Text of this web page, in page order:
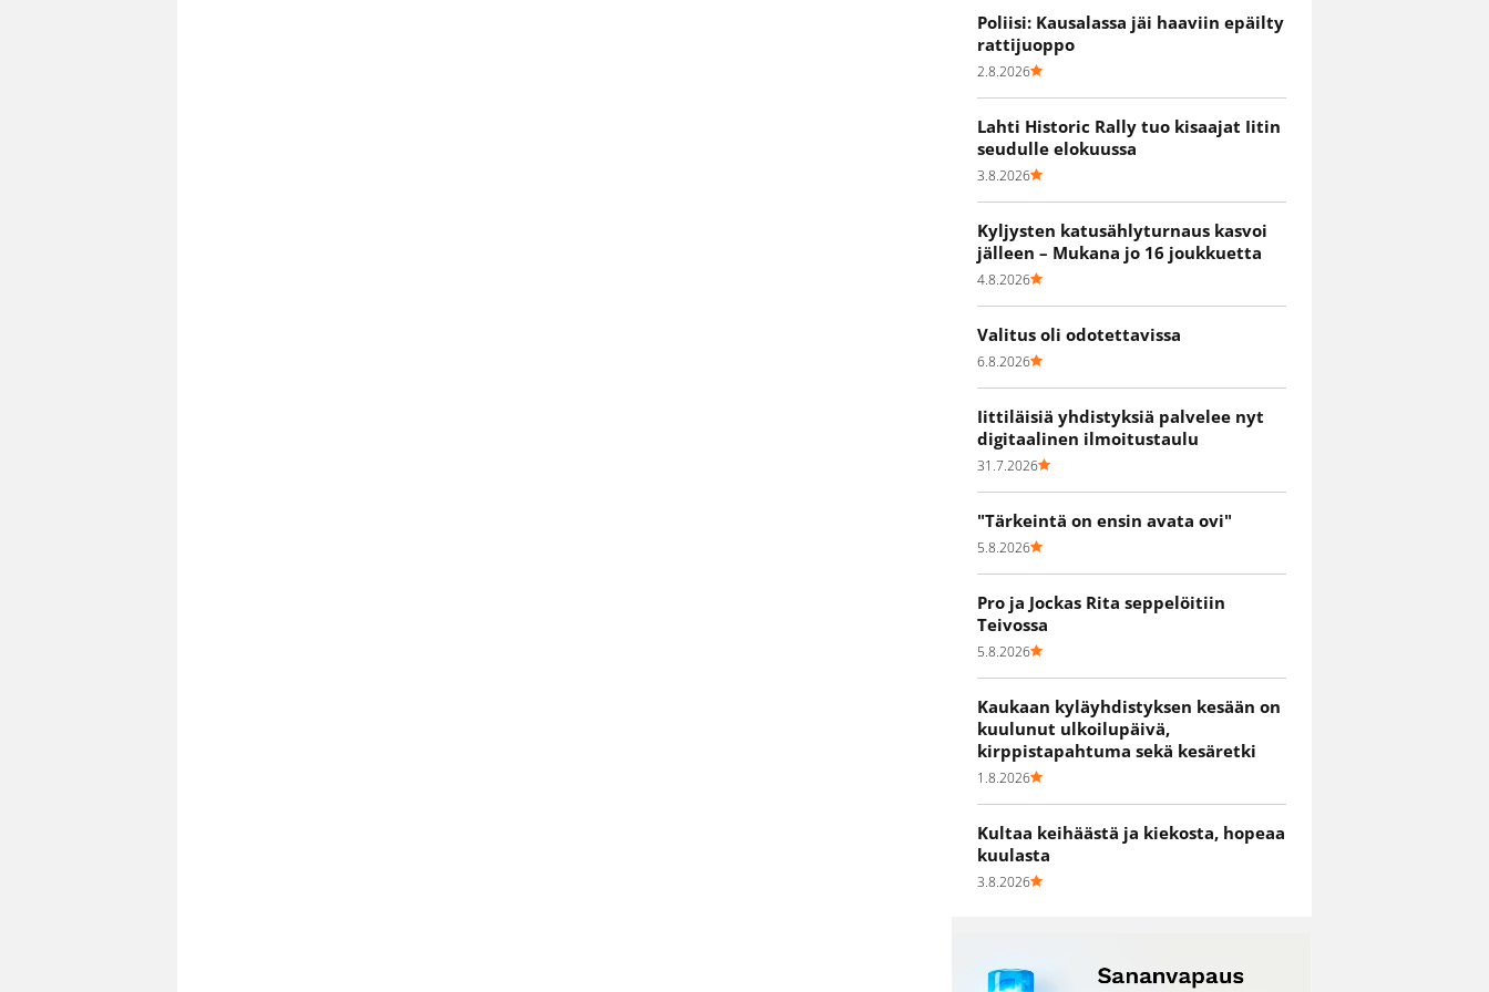
Poliisi: Kausalassa jäi haaviin epäilty
rattijuoppo
2.8.2026
Lahti Historic Rally tuo kisaajat Iitin
seudulle elokuussa
3.8.2026
Kyljysten katusählyturnaus kasvoi
jälleen – Mukana jo 16 joukkuetta
4.8.2026
Valitus oli odotettavissa
6.8.2026
Iittiläisiä yhdistyksiä palvelee nyt
digitaalinen ilmoitustaulu
31.7.2026
"Tärkeintä on ensin avata ovi"
5.8.2026
Pro ja Jockas Rita seppelöitiin
Teivossa
5.8.2026
Kaukaan kyläyhdistyksen kesään on
kuulunut ulkoilupäivä,
kirppistapahtuma sekä kesäretki
1.8.2026
Kultaa keihäästä ja kiekosta, hopeaa
kuulasta
3.8.2026